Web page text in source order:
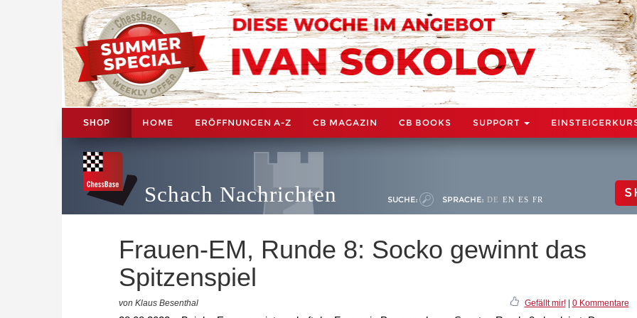
SHOP HOME ERÖFFNUNGEN A-Z CB MAGAZIN CB BOOKS SUPPORT
Schach Nachrichten SUCHE: SPRACHE: DE EN ES FR
Frauen-EM, Runde 8: Socko gewinnt das
Spitzenspiel
von Klaus Besenthal Gefällt mir!| 0 Kommentare